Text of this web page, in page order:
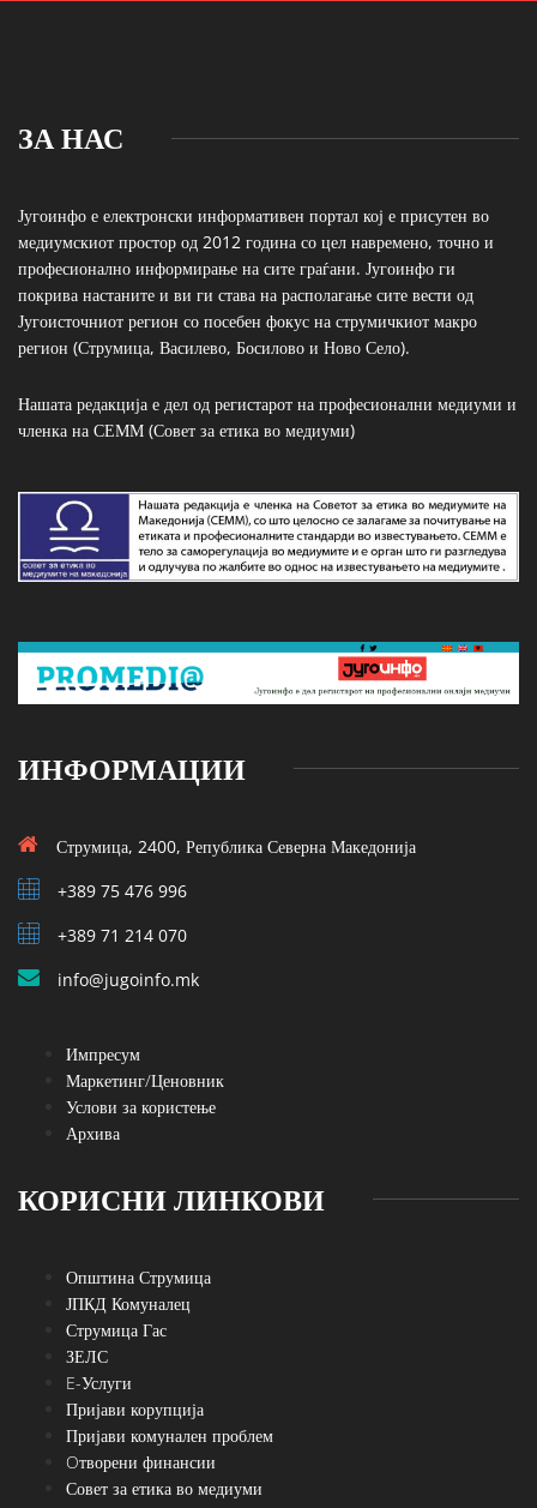
ЗА НАС
Југоинфо е електронски информативен портал кој е присутен во
медиумскиот простор од 2012 година со цел навремено, точно и
професионално информирање на сите граѓани. Југоинфо ги
покрива настаните и ви ги става на располагање сите вести од
Југоисточниот регион со посебен фокус на струмичкиот макро
регион (Струмица, Василево, Босилово и Ново Село).
Нашата редакција е дел од регистарот на професионални медиуми и
членка на СЕММ (Совет за етика во медиуми)
ИНФОРМАЦИИ
Струмица, 2400, Република Северна Македонија
+389 75 476 996
+389 71 214 070
info@jugoinfo.mk
Импресум
Маркетинг/Ценовник
Услови за користење
Архива
КОРИСНИ ЛИНКОВИ
Општина Струмица
ЈПКД Комуналец
Струмица Гас
ЗЕЛС
E-Услуги
Пријави корупција
Пријави комунален проблем
Oтворени финансии
Совет за етика во медиуми